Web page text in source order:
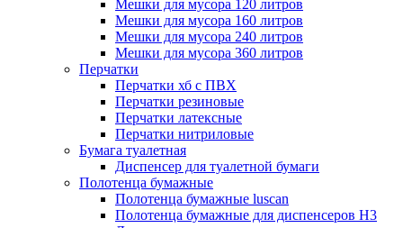
Мешки для мусора 120 литров
Мешки для мусора 160 литров
Мешки для мусора 240 литров
Мешки для мусора 360 литров
Перчатки
Перчатки хб с ПВХ
Перчатки резиновые
Перчатки латексные
Перчатки нитриловые
Бумага туалетная
Диспенсер для туалетной бумаги
Полотенца бумажные
Полотенца бумажные luscan
Полотенца бумажные для диспенсеров H3